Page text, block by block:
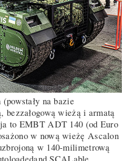
na bazie
bezzałogową wieżą i armatą
to EMBT ADT 140 (od Euro
w nową wieżę Ascalon
w 140-milimetrową